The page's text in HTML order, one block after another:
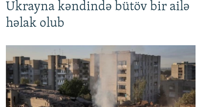
Ukrayna kəndində bütöv bir ailə
həlak olub